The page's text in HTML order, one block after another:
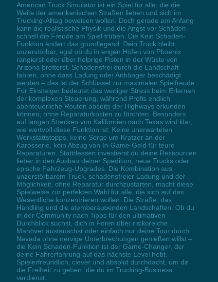
American Truck Simulator ist ein Spiel für alle, die die
Weite der amerikanischen Straßen lieben und sich im
Trucking-Alltag beweisen wollen. Doch gerade am Anfang
kann die realistische Physik und die Angst vor Schäden
schnell die Freude am Spiel trüben. Die Kein Schaden-
Funktion ändert das grundlegend: Dein Truck bleibt
unzerstörbar, egal ob du in engen Höfen von Phoenix
rangierst oder über holprige Pisten in der Wüste von
Arizona bretterst. Schadensfrei durch die Landschaft
fahren, ohne dass Ladung oder Anhänger beschädigt
werden – das ist der Schlüssel zur maximalen Spielfreude.
Für Einsteiger bedeutet das weniger Stress beim Erlernen
der komplexen Steuerung, während Profis endlich
abenteuerliche Routen abseits der Highways erkunden
können, ohne Reparaturkosten zu fürchten. Besonders
auf langen Strecken von Kalifornien nach Texas wird klar,
wie wertvoll diese Funktion ist: Keine unerwarteten
Werkstattstopps, keine Sorge um Kratzer an der
Karosserie, kein Abzug von In-Game-Geld für teure
Reparaturen. Stattdessen investierst du deine Ressourcen
lieber in den Ausbau deiner Spedition, neue Trucks oder
epische Fahrzeug-Upgrades. Die Kombination aus
unzerstörbarem Truck, schadensfreier Ladung und der
Möglichkeit, ohne Reparatur durchzustarten, macht diese
Spielweise zur perfekten Wahl für alle, die sich auf das
Wesentliche konzentrieren wollen: Die Straße, das
Handling und die atemberaubenden Landschaften. Ob du
in der Community nach Tipps für den ultimativen
Durchblick suchst, dich in Foren über risikoreiche
Manöver austauschst oder einfach nur deine Tour durch
Nevada ohne nervige Unterbrechungen genießen willst –
die Kein Schaden-Funktion ist der Game-Changer, der
deine Fahrerfahrung auf das nächste Level hebt.
Spielerfreundlich, clever und absolut durchdacht, um dir
die Freiheit zu geben, die du im Trucking-Business
verdienst.